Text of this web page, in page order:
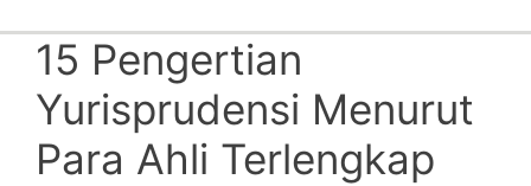
15 Pengertian
Yurisprudensi Menurut
Para Ahli Terlengkap